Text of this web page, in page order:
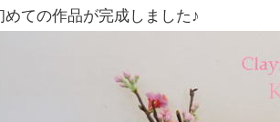
めての作品が完成しました♪